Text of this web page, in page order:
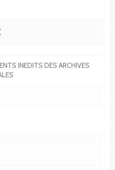
INEDITS DES ARCHIVES